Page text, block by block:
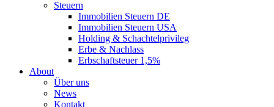
Steuern
Immobilien Steuern DE
Immobilien Steuern USA
Holding & Schachtelprivileg
Erbe & Nachlass
Erbschaftsteuer 1,5%
About
Über uns
News
Kontakt